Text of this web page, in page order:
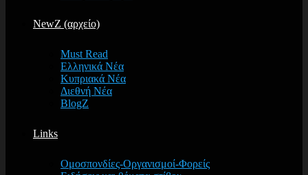
NewZ (αρχείο)
Must Read
Ελληνικά Νέα
Κυπριακά Νέα
Διεθνή Νέα
BlogZ
Links
Ομοσπονδίες-Οργανισμοί-Φορείς